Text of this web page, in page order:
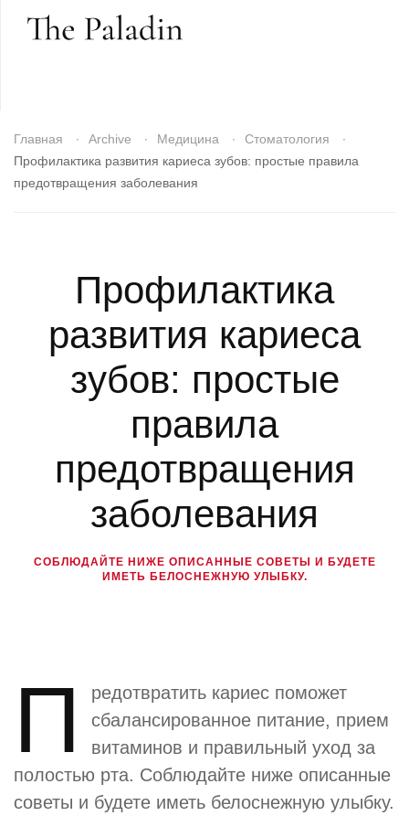
Главная Archive Медицина
Стоматология
Профилактика развития кариеса зубов: простые правила
предотвращения заболевания
Профилактика
развития кариеса
зубов: простые
правила
предотвращения
заболевания
СОБЛЮДАЙТЕ НИЖЕ ОПИСАННЫЕ СОВЕТЫ И БУДЕТЕ
ИМЕТЬ БЕЛОСНЕЖНУЮ УЛЫБКУ.
П
редотвратить кариес поможет
сбалансированное питание, прием
витаминов и правильный уход за
полостью рта. Соблюдайте ниже описанные
советы и будете иметь белоснежную улыбку.